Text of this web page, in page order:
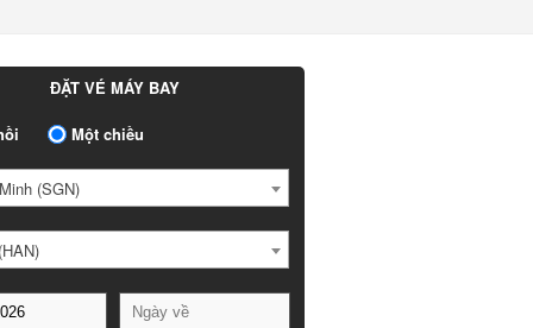
ĐẶT VÉ MÁY BAY
Một chiều
(SGN)